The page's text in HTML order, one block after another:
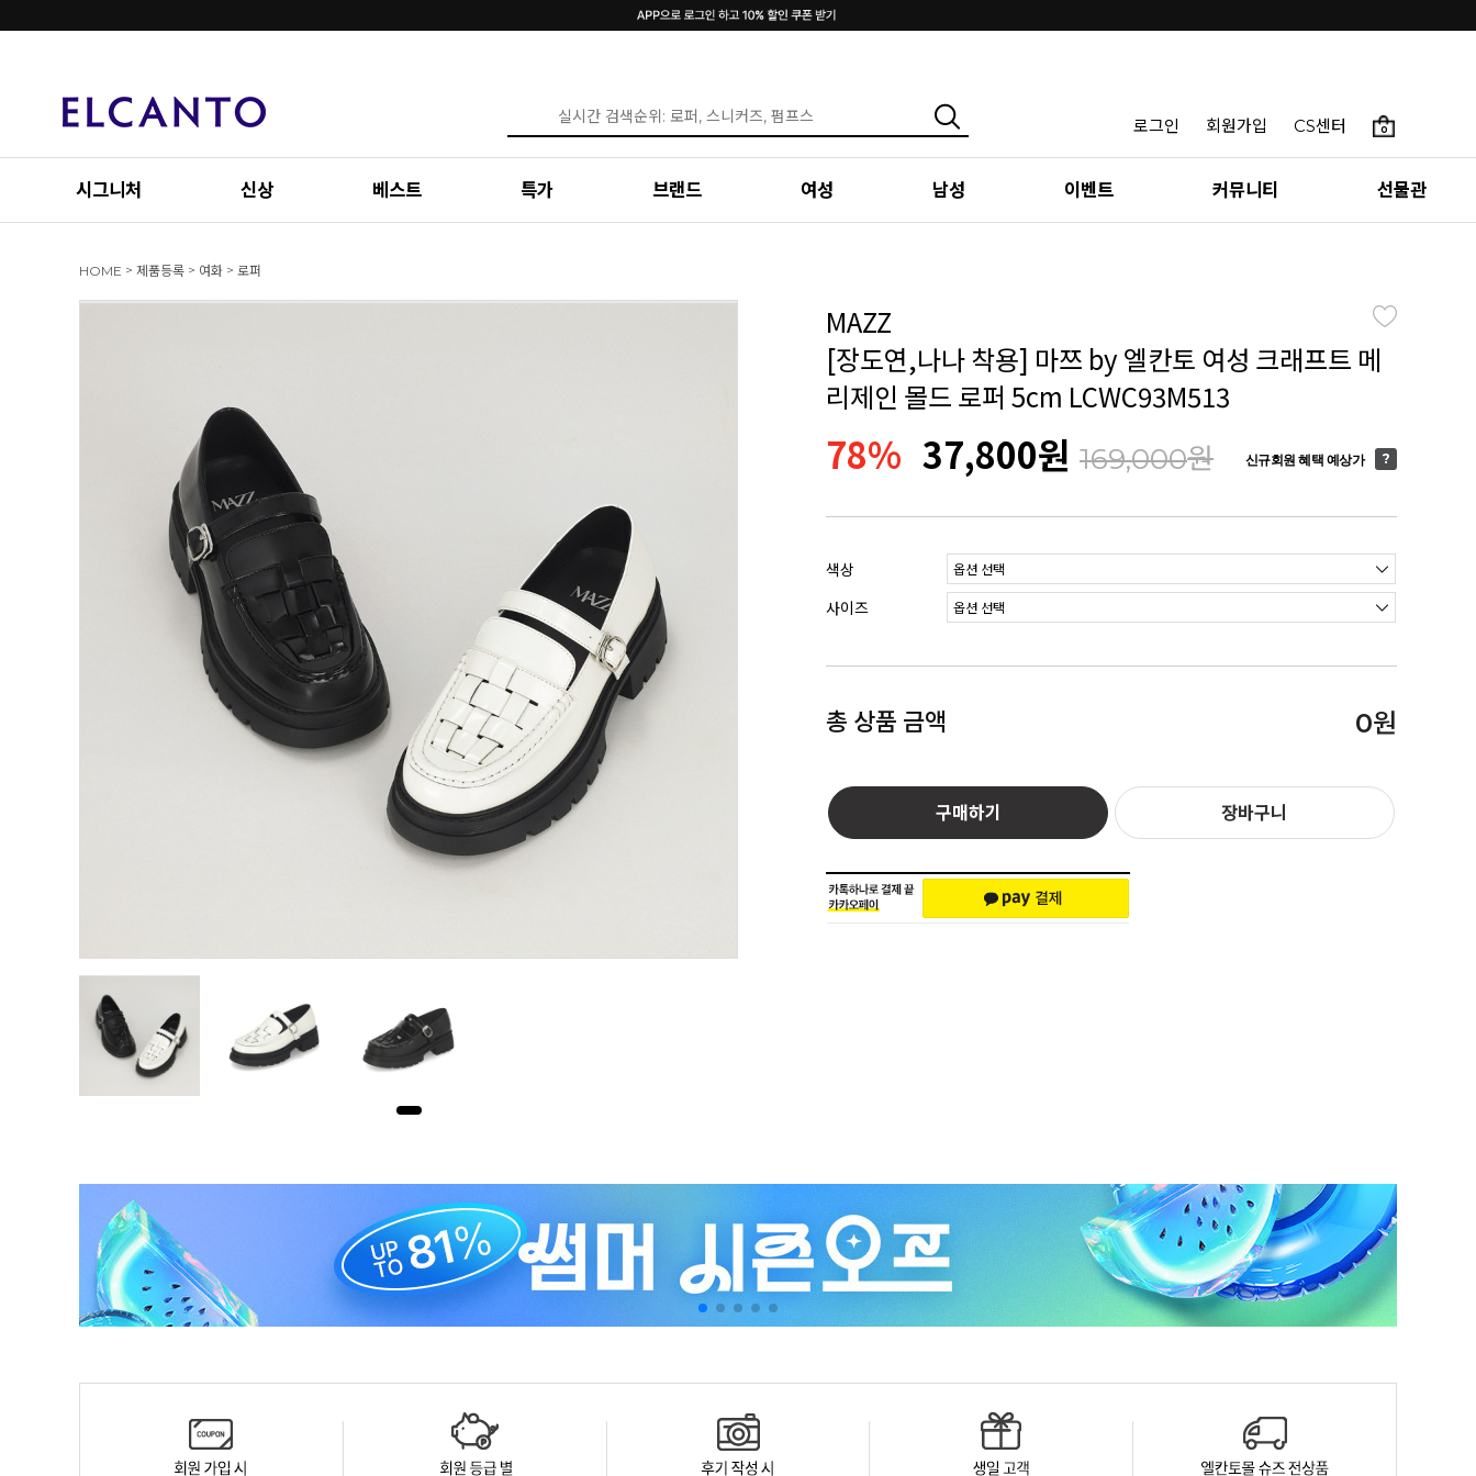
로그인 회원가입 CS센터 0
시그니처 신상 베스트 특가 브랜드 여성 남성 이벤트 커뮤니티 선물관
HOME > 제품등록 > 여화 > 로퍼
MAZZ
[장도연,나나 착용] 마쯔 by 엘칸토 여성 크래프트 메
리제인 몰드 로퍼 5cm LCWC93M513
78% 37,800원 169,000원 신규회원 혜택 예상가
색상
사이즈
총 상품 금액 0원
구매하기 장바구니